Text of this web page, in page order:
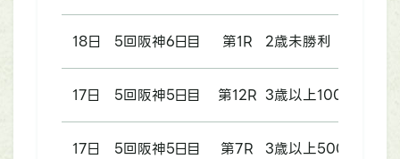
18日 5回阪神6日目 第1R 2歳未勝利
17日 5回阪神5日目 第12R 3歳以上1000万円以
17日 5回阪神5日目 第7R 3歳以上500万円以